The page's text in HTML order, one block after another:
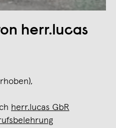
herr.lucas
herr.lucas GbR